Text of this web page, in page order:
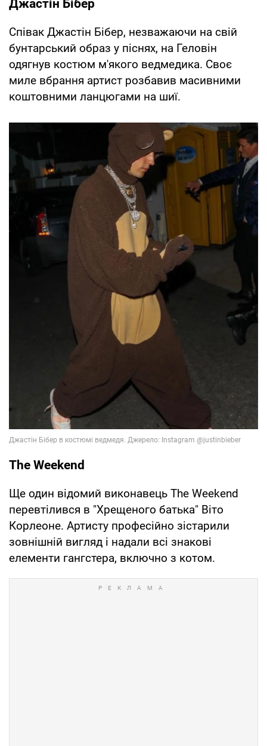
Джастін Бібер
Співак Джастін Бібер, незважаючи на свій
бунтарський образ у піснях, на Геловін
одягнув костюм м'якого ведмедика. Своє
миле вбрання артист розбавив масивними
коштовними ланцюгами на шиї.
The Weekend
Ще один відомий виконавець The Weekend
перевтілився в "Хрещеного батька" Віто
Корлеоне. Артисту професійно зістарили
зовнішній вигляд і надали всі знакові
елементи гангстера, включно з котом.